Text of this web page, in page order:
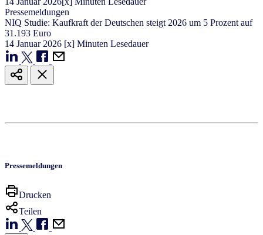
Pressemeldungen
NIQ Studie: Kaufkraft der Deutschen steigt 2026 um 5 Prozent auf
31.193 Euro
14 Januar 2026 [x] Minuten Lesedauer
Pressemeldungen
Drucken
Teilen